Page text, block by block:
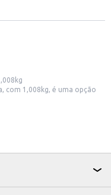
com 1,008kg, é uma opção
e lojas de conveniência,
a tradição da paçoca.
prática e deliciosa para